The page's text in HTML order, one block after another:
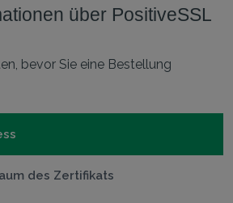
über PositiveSSL
bevor Sie eine Bestellung
des Zertifikats